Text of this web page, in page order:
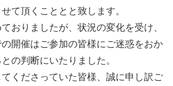
て頂くこととと致します。
おりましたが、状況の変化を受け、
開催はご参加の皆様にご迷惑をおか
の判断にいたりました。
くださっていた皆様、誠に申し訳ご